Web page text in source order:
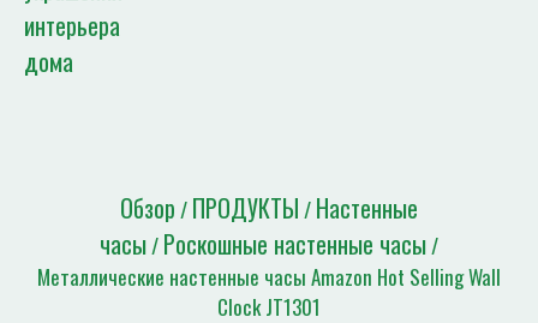
Обзор / ПРОДУКТЫ / Настенные
часы/ Роскошные настенные часы/
Металлические настенные часы Amazon Hot Selling Wall
Clock JT1301